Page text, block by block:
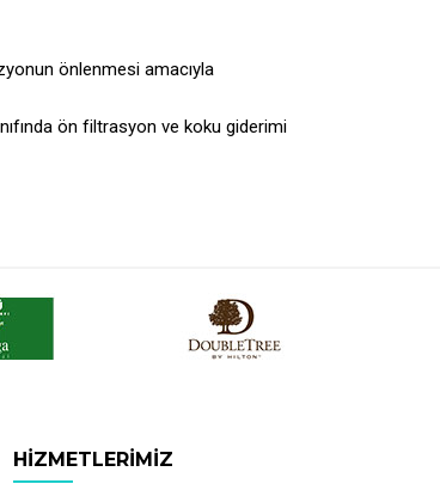
önlenmesi amacıyla
ön filtrasyon ve koku giderimi
HIZMETLERIMIZ